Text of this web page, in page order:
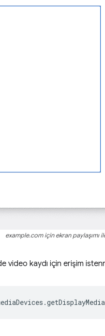
example.com için ekran paylaşımı
video kaydı için erişim
.getDisplayMedia